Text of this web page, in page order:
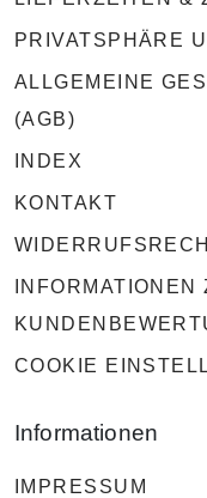
PRIVATSPHÄRE
ALLGEMEINE
(AGB)
INDEX
KONTAKT
COOKIE
Informationen
IMPRESSUM